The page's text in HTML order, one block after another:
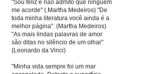
"Sou feliz e não admito que ninguém
me acorde" (.Martha Medeiros) "De
toda minha literatura você ainda é a
melhor página". (Martha Medeiros)
"As mais lindas palavras de amor
são ditas no silêncio de um olhar"
(Leonardo da Vinci)
"Minha vida sempre foi um mar